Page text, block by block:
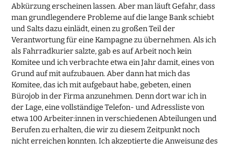
Abkürzung erscheinen lassen. Aber man läuft Gefahr, dass
man grundlegendere Probleme auf die lange Bank schiebt
und Salts dazu einlädt, einen zu großen Teil der
Verantwortung für eine Kampagne zu übernehmen. Als ich
als Fahrradkurier salzte, gab es auf Arbeit noch kein
Komitee und ich verbrachte etwa ein Jahr damit, eines von
Grund auf mit aufzubauen. Aber dann hat mich das
Komitee, das ich mit aufgebaut habe, gebeten, einen
Bürojob in der Firma anzunehmen. Denn dort war ich in
der Lage, eine vollständige Telefon- und Adressliste von
etwa 100 Arbeiter:innen in verschiedenen Abteilungen und
Berufen zu erhalten, die wir zu diesem Zeitpunkt noch
nicht erreichen konnten. Ich akzeptierte die Anweisung des